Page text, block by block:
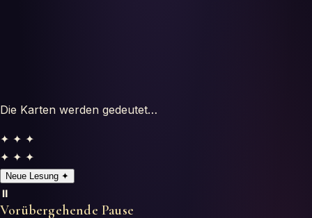
Die Karten werden gedeutet…
✦ ✦ ✦
✦ ✦ ✦
Neue Lesung ✦
⏸️
Vorübergehende Pause